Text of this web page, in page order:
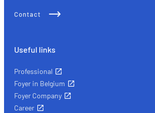
Contact
Useful links
Professional
Foyer in Belgium
Foyer Company
Career